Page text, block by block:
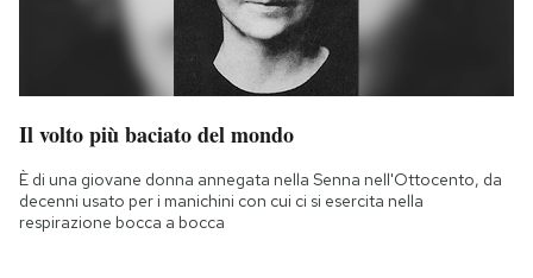
Il volto più baciato del mondo
È di una giovane donna annegata nella Senna nell'Ottocento, da
decenni usato per i manichini con cui ci si esercita nella
respirazione bocca a bocca